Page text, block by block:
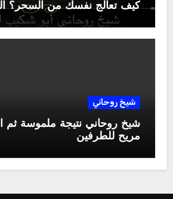
كيف تعالج نفسك من السحر؟
شيخ روحاني
شيخ روحاني نتيجة ملموسة ثم
مريح للطرفين